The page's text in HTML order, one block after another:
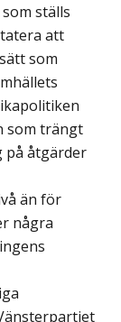
ställs
att
som
som trängt
på åtgärder
än för
några